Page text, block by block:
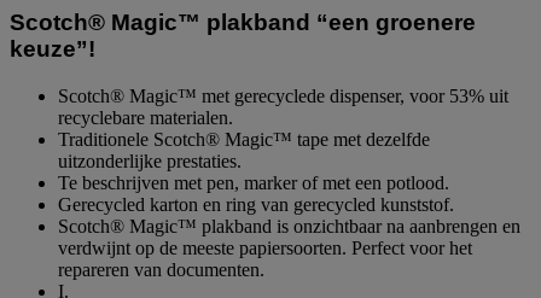
Scotch® Magic™ plakband “een groenere
keuze”!
Scotch® Magic™ met gerecyclede dispenser, voor 53% uit
recyclebare materialen.
Traditionele Scotch® Magic™ tape met dezelfde
uitzonderlijke prestaties.
Te beschrijven met pen, marker of met een potlood.
Gerecycled karton en ring van gerecycled kunststof.
Scotch® Magic™ plakband is onzichtbaar na aanbrengen en
verdwijnt op de meeste papiersoorten. Perfect voor het
repareren van documenten.
I.